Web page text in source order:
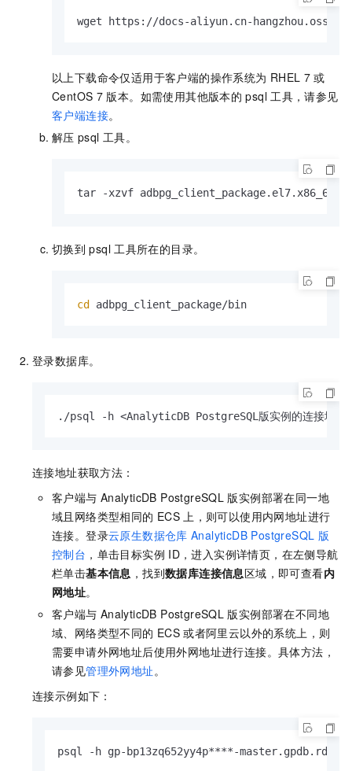
wget https://docs-aliyun.cn-
以上下载命令仅适用于客户端的操作系统为 RHEL 7 或
CentOS 7 版本。如需使用其他版本的 psql 工具，请参见
客户端连接。
解压 psql 工具。
tar -xzvf
切换到 psql 工具所在的目录。
cd adbpg_client_package/bin
登录数据库。
./psql -h <AnalyticDB PostgreSQL版实例的连接地址
连接地址获取方法：
客户端与 AnalyticDB PostgreSQL 版实例部署在同一地
域且网络类型相同的 ECS 上，则可以使用内网地址进行
连接。登录云原生数据仓库 AnalyticDB PostgreSQL 版
控制台 ，单击目标实例 ID，进入实例详情页，在左侧导航
栏单击基本信息 ，找到数据库连接信息区域，即可查看内
网地址。
客户端与 AnalyticDB PostgreSQL 版实例部署在不同地
域、网络类型不同的 ECS 或者阿里云以外的系统上，则
需要申请外网地址后使用外网地址进行连接。具体方法，
请参见管理外网地址 。
连接示例如下：
psql -h gp-bp13zq652yy4p****-